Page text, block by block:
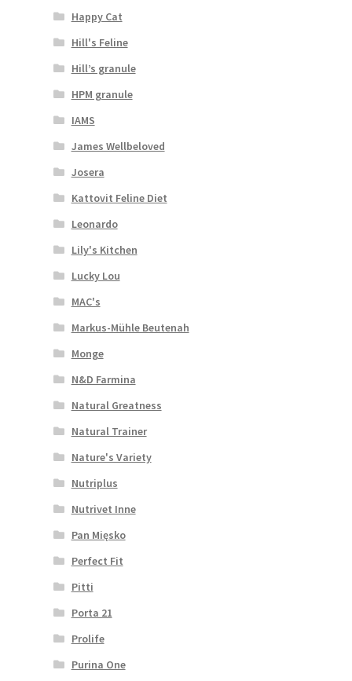
Happy Cat
Hill's Feline
Hill’s granule
HPM granule
IAMS
James Wellbeloved
Josera
Kattovit Feline Diet
Leonardo
Lily's Kitchen
Lucky Lou
MAC's
Markus-Mühle Beutenah
Monge
N&D Farmina
Natural Greatness
Natural Trainer
Nature's Variety
Nutriplus
Nutrivet Inne
Pan Mięsko
Perfect Fit
Pitti
Porta 21
Prolife
Purina One